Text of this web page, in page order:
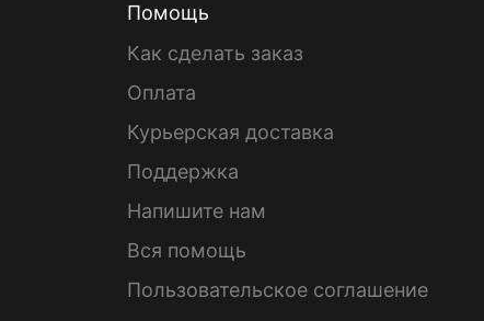
Помощь
Как сделать заказ
Оплата
Курьерская доставка
Поддержка
Напишите нам
Вся помощь
Пользовательское соглашение